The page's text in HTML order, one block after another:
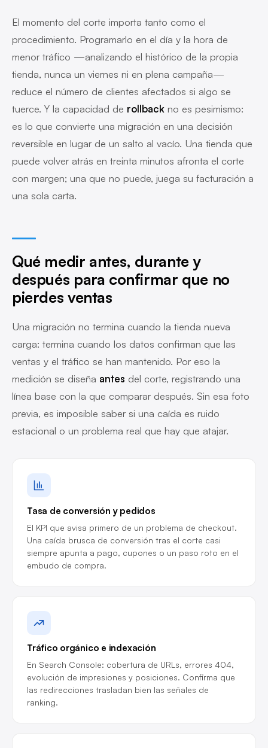
El momento del corte importa tanto como el
procedimiento. Programarlo en el día y la hora de
menor tráfico —analizando el histórico de la propia
tienda, nunca un viernes ni en plena campaña—
reduce el número de clientes afectados si algo se
tuerce. Y la capacidad de rollback no es pesimismo:
es lo que convierte una migración en una decisión
reversible en lugar de un salto al vacío. Una tienda que
puede volver atrás en treinta minutos afronta el corte
con margen; una que no puede, juega su facturación a
una sola carta.
Qué medir antes, durante y
después para confirmar que no
pierdes ventas
Una migración no termina cuando la tienda nueva
carga: termina cuando los datos confirman que las
ventas y el tráfico se han mantenido. Por eso la
medición se diseña antes del corte, registrando una
línea base con la que comparar después. Sin esa foto
previa, es imposible saber si una caída es ruido
estacional o un problema real que hay que atajar.
Tasa de conversión y pedidos
El KPI que avisa primero de un problema de checkout.
Una caída brusca de conversión tras el corte casi
siempre apunta a pago, cupones o un paso roto en el
embudo de compra.
Tráfico orgánico e indexación
En Search Console: cobertura de URLs, errores 404,
evolución de impresiones y posiciones. Confirma que
las redirecciones trasladan bien las señales de
ranking.